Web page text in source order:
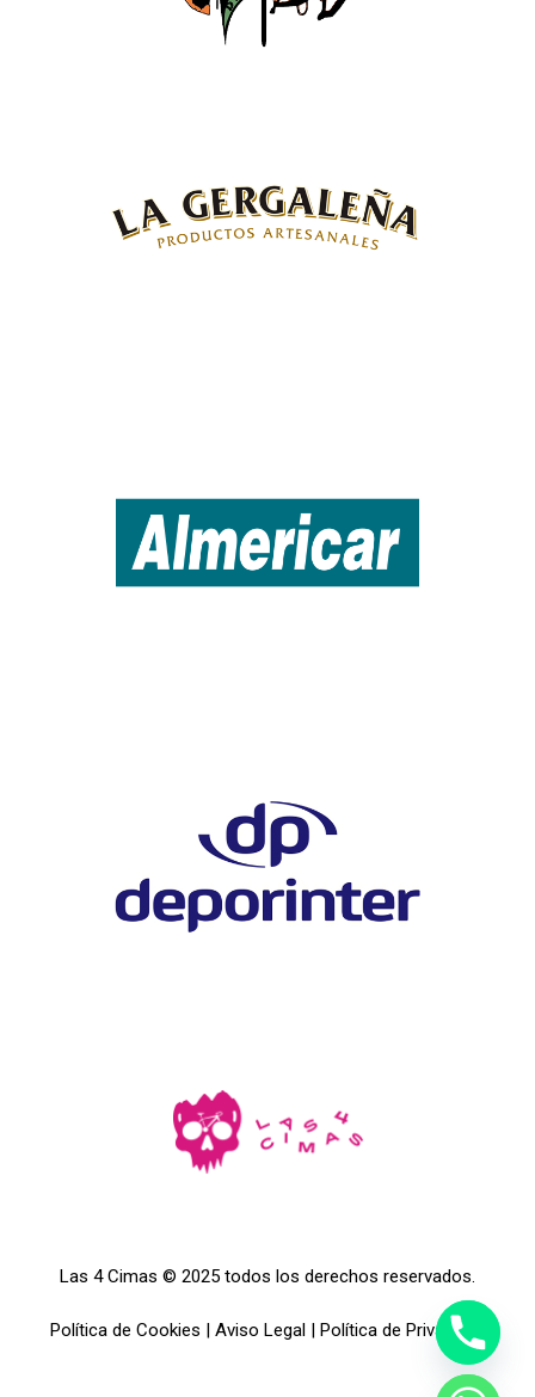
Las 4 Cimas © 2025 todos los derechos reservados.
Política de Cookies | Aviso Legal| Política de Privacidad